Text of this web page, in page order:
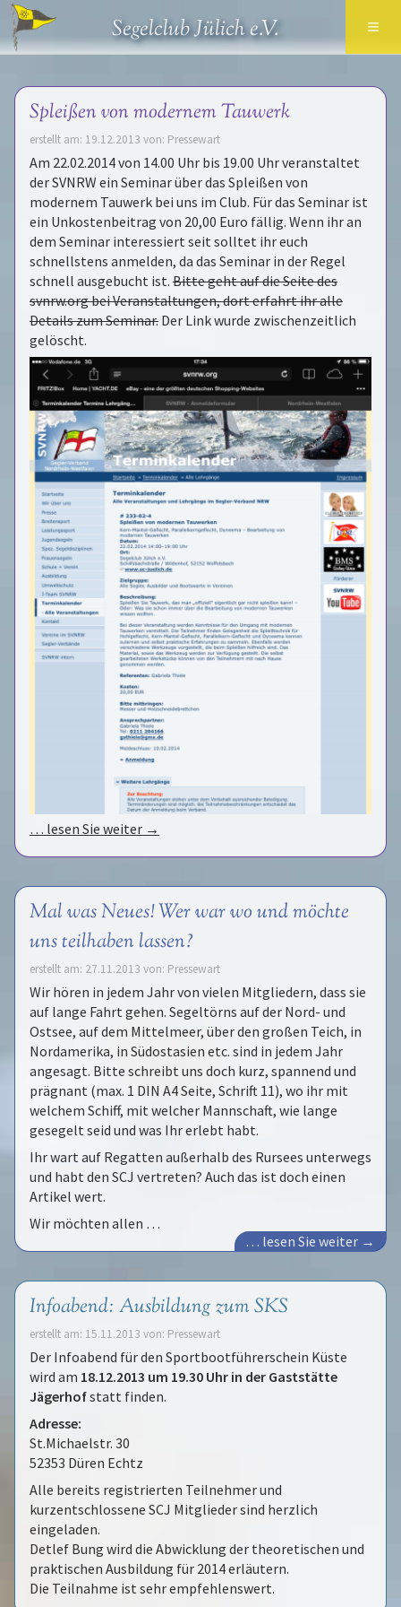
Segelclub Jülich e.V. ≡
Spleißen von modernem Tauwerk
erstellt am: 19.12.2013 von: Pressewart
Am 22.02.2014 von 14.00 Uhr bis 19.00 Uhr veranstaltet
der SVNRW ein Seminar über das Spleißen von
modernem Tauwerk bei uns im Club. Für das Seminar ist
ein Unkostenbeitrag von 20,00 Euro fällig. Wenn ihr an
dem Seminar interessiert seit solltet ihr euch
schnellstens anmelden, da das Seminar in der Regel
schnell ausgebucht ist. Bitte geht auf die Seite des
svnrw.org bei Veranstaltungen, dort erfahrt ihr alle
Details zum Seminar. Der Link wurde zwischenzeitlich
gelöscht.
… lesen Sie weiter →
Mal was Neues! Wer war wo und möchte
uns teilhaben lassen?
erstellt am: 27.11.2013 von: Pressewart
Wir hören in jedem Jahr von vielen Mitgliedern, dass sie
auf lange Fahrt gehen. Segeltörns auf der Nord- und
Ostsee, auf dem Mittelmeer, über den großen Teich, in
Nordamerika, in Südostasien etc. sind in jedem Jahr
angesagt. Bitte schreibt uns doch kurz, spannend und
prägnant (max. 1 DIN A4 Seite, Schrift 11), wo ihr mit
welchem Schiff, mit welcher Mannschaft, wie lange
gesegelt seid und was Ihr erlebt habt.
Ihr wart auf Regatten außerhalb des Rursees unterwegs
und habt den SCJ vertreten? Auch das ist doch einen
Artikel wert.
Wir möchten allen …
… lesen Sie weiter →
Infoabend: Ausbildung zum SKS
erstellt am: 15.11.2013 von: Pressewart
Der Infoabend für den Sportbootführerschein Küste
wird am 18.12.2013 um 19.30 Uhr in der Gaststätte
Jägerhofstatt finden.
Adresse:
St.Michaelstr. 30
52353 Düren Echtz
Alle bereits registrierten Teilnehmer und
kurzentschlossene SCJ Mitglieder sind herzlich
eingeladen.
Detlef Bung wird die Abwicklung der theoretischen und
praktischen Ausbildung für 2014 erläutern.
Die Teilnahme ist sehr empfehlenswert.